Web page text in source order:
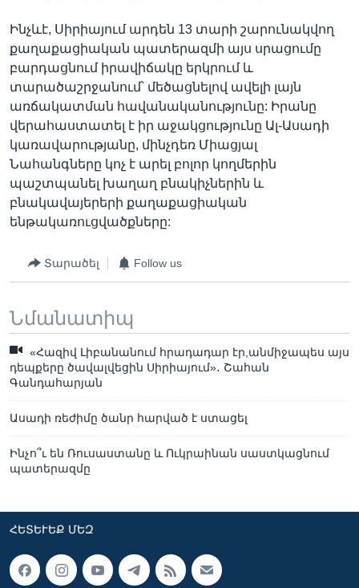
Ինչևէ, Սիրիայում արդեն 13 տարի շարունակվող
քաղաքացիական պատերազմի այս սրացումը
բարդացնում իրավիճակը երկրում և
տարածաշրջանում՝ մեծացնելով ավելի լայն
առճակատման հավանականությունը: Իրանը
վերահաստատել է իր աջակցությունը Ալ-Ասադի
կառավարությանը, մինչդեռ Միացյալ
Նահանգները կոչ է արել բոլոր կողմերին
պաշտպանել խաղաղ բնակիչներին և
բնակավայերերի քաղաքացիական
ենթակառուցվածքները:
Տարածել Follow us
Նմանատիպ
«Հազիվ Լիբանանում հրադադար էր,անմիջապես այս
դեպքերը ծավալվեցին Սիրիայում»․ Շահան
Գանդահարյան
Ասադի ռեժիմը ծանր հարված է ստացել
Ինչո՞ւ են Ռուսաստանը և Ուկրաինան սաստկացնում
պատերազմը
ՀԵՏԵՒԵՔ ՄԵԶ